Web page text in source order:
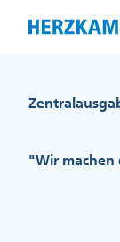
"Wir machen